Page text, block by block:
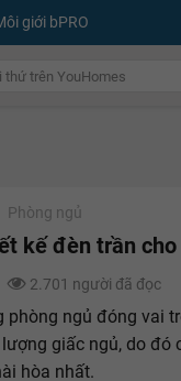
giới bPRO
Phòng ngủ
kế đèn trần cho
2.701 người đã đọc
phòng ngủ đóng vai
giấc ngủ, do đó
hòa nhất.